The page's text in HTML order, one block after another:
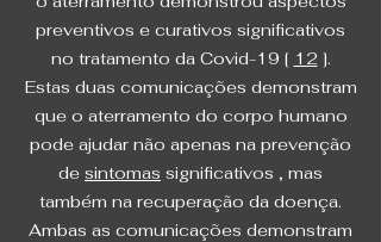
preventivos e curativos significativos
no tratamento da Covid-19 [ 12].
Estas duas comunicações demonstram
que o aterramento do corpo humano
pode ajudar não apenas na prevenção
de sintomas significativos , mas
também na recuperação da doença.
Ambas as comunicações demonstram